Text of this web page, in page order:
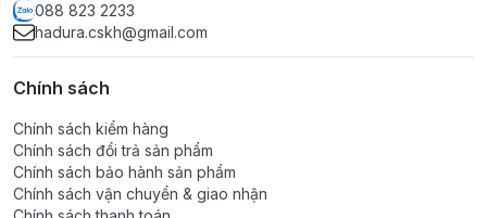
088 823 2233
hadura.cskh@gmail.com
Chính sách
Chính sách kiểm hàng
Chính sách đổi trả sản phẩm
Chính sách bảo hành sản phẩm
Chính sách vận chuyển & giao nhận